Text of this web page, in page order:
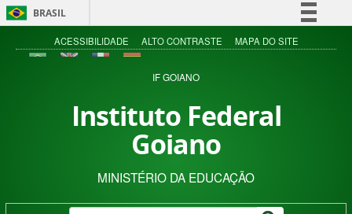
BRASIL
Simplifique!
Acesso à informação
ACESSIBILIDADE ALTO CONTRASTE MAPA DO SITE
IF GOIANO
Instituto Federal
Goiano
MINISTÉRIO DA EDUCAÇÃO